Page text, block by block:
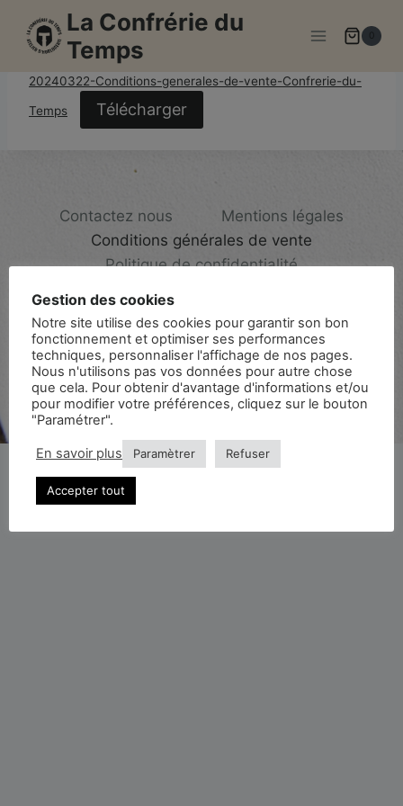
contenu
La Confrérie du
Temps
20240322-Conditions-generales-de-vente-Confrerie-du-
Temps Télécharger
Contactez nous
Mentions légales
Conditions générales de vente
Politique de confidentialité
© La Confrérie du Temps - 2026
Gestion des cookies
Notre site utilise des cookies pour garantir son bon
fonctionnement et optimiser ses performances
techniques, personnaliser l'affichage de nos pages.
Nous n'utilisons pas vos données pour autre chose
que cela. Pour obtenir d'avantage d'informations et/ou
pour modifier votre préférences, cliquez sur le bouton
"Paramétrer".
En savoir plus Paramètrer Refuser
Accepter tout